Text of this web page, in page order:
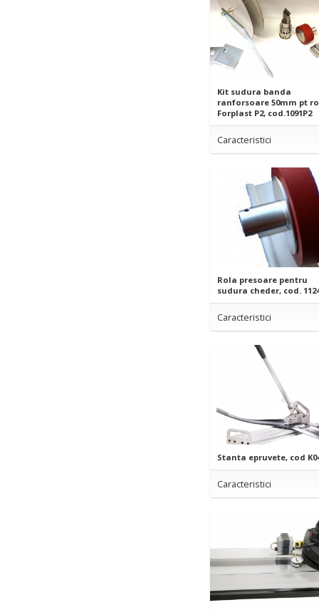
Kit sudura banda
ranforsoare 50mm pt
Forplast P2, cod.1091P2
Caracteristici
Rola presoare pentru
sudura cheder, cod.
Caracteristici
Stanta epruvete, cod
Caracteristici